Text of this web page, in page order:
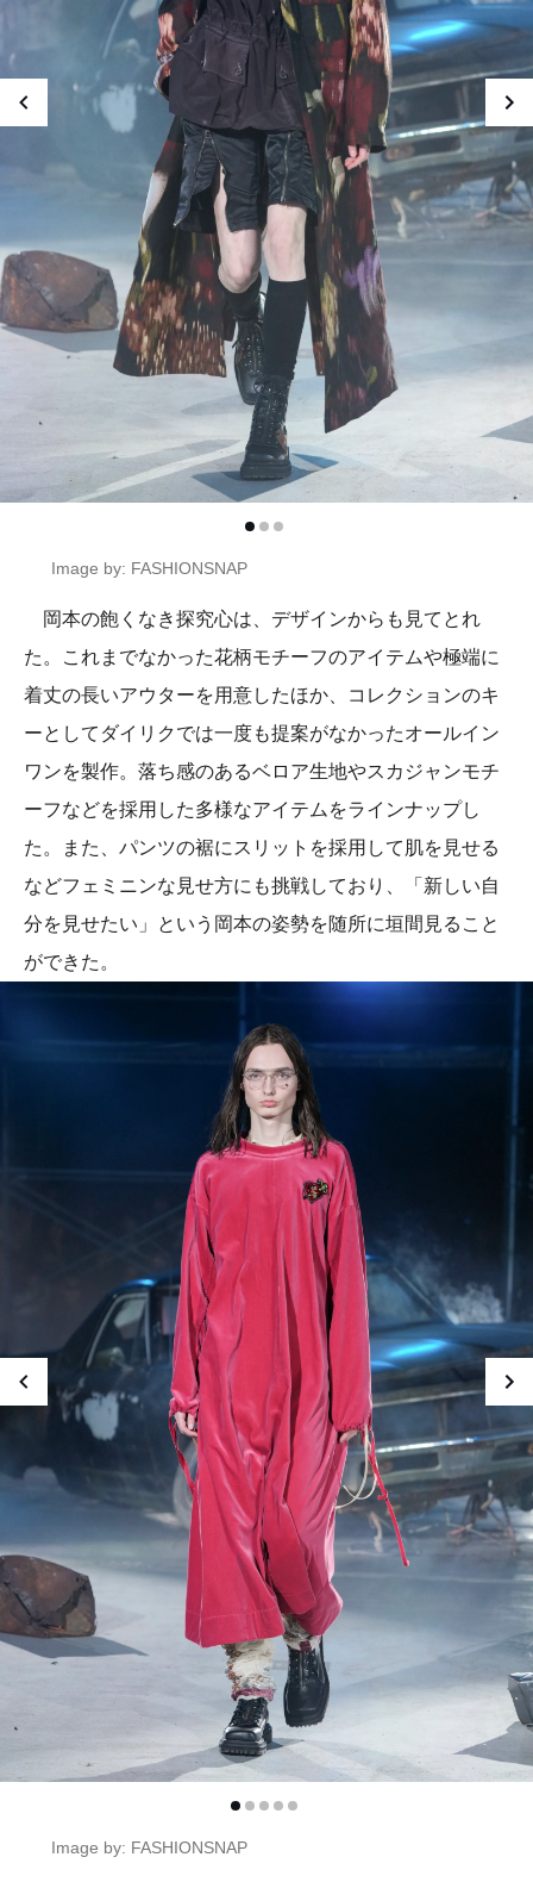
Image by: FASHIONSNAP
岡本の飽くなき探究心は、デザインからも見てとれ
た。これまでなかった花柄モチーフのアイテムや極端に
着丈の長いアウターを用意したほか、コレクションのキ
ーとしてダイリクでは一度も提案がなかったオールイン
ワンを製作。落ち感のあるベロア生地やスカジャンモチ
ーフなどを採用した多様なアイテムをラインナップし
た。また、パンツの裾にスリットを採用して肌を見せる
などフェミニンな見せ方にも挑戦しており、「新しい自
分を見せたい」という岡本の姿勢を随所に垣間見ること
ができた。
Image by: FASHIONSNAP